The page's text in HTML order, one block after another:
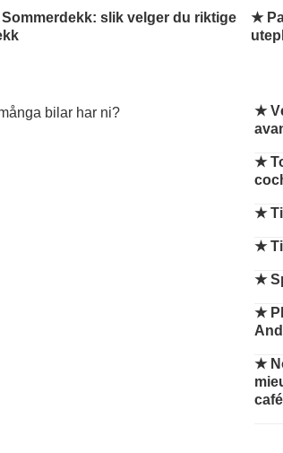
slik velger du riktige
★
★
★
★
★
★
★
★